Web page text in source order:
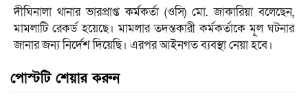
দীঘিনালা থানার ভারপ্রাপ্ত কর্মকর্তা (ওসি) মো. জাকারিয়া বলেছেন,
মামলাটি রেকর্ড হয়েছে। মামলার তদন্তকারী কর্মকর্তাকে মূল ঘটনার
জানার জন্য নির্দেশ দিয়েছি। এরপর আইনগত ব্যবস্থা নেয়া হবে।
পোস্টটি শেয়ার করুন